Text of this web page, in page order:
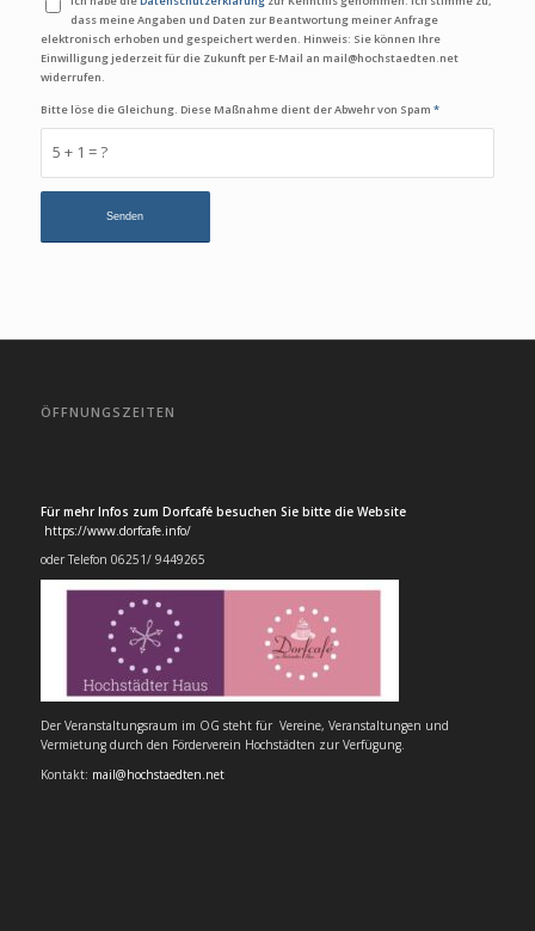
dass meine Angaben und Daten zur Beantwortung meiner Anfrage
elektronisch erhoben und gespeichert werden. Hinweis: Sie können Ihre
Einwilligung jederzeit für die Zukunft per E-Mail an mail@hochstaedten.net
widerrufen.
5 + 1 = ?
Bitte löse die Gleichung. Diese Maßnahme dient der Abwehr von Spam *
ÖFFNUNGSZEITEN
Für mehr Infos zum Dorfcafé besuchen Sie bitte die Website
https://www.dorfcafe.info/
oder Telefon 06251/ 9449265
Der Veranstaltungsraum im OG steht für Vereine, Veranstaltungen und
Vermietung durch den Förderverein Hochstädten zur Verfügung.
Kontakt: mail@hochstaedten.net